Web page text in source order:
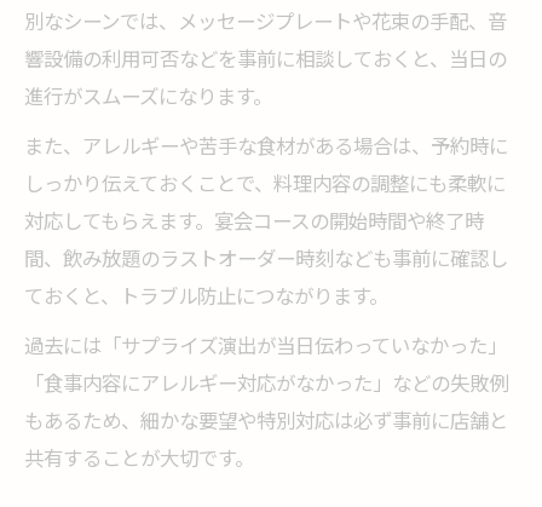
別なシーンでは、メッセージプレートや花束の手配、音
響設備の利用可否などを事前に相談しておくと、当日の
進行がスムーズになります。
また、アレルギーや苦手な食材がある場合は、予約時に
しっかり伝えておくことで、料理内容の調整にも柔軟に
対応してもらえます。宴会コースの開始時間や終了時
間、飲み放題のラストオーダー時刻なども事前に確認し
ておくと、トラブル防止につながります。
過去には「サプライズ演出が当日伝わっていなかった」
「食事内容にアレルギー対応がなかった」などの失敗例
もあるため、細かな要望や特別対応は必ず事前に店舗と
共有することが大切です。